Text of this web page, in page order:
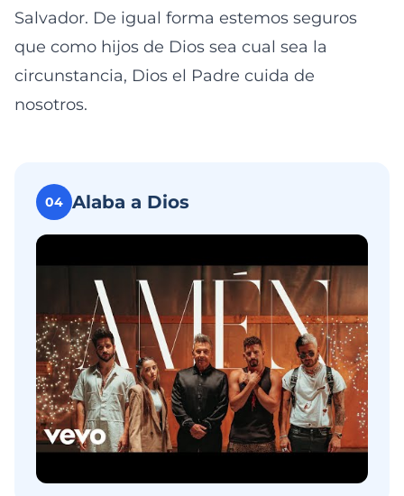
Salvador. De igual forma estemos seguros
que como hijos de Dios sea cual sea la
circunstancia, Dios el Padre cuida de
nosotros.
04 Alaba a Dios